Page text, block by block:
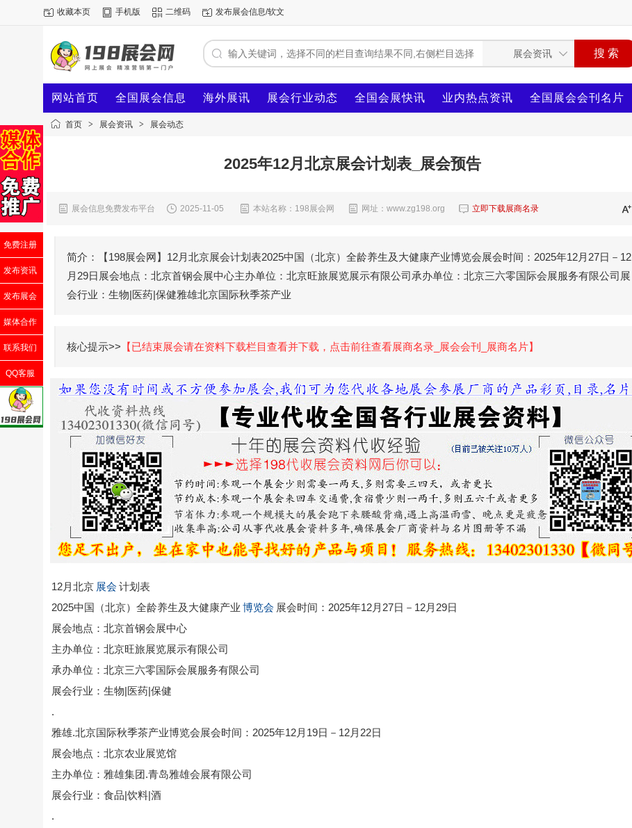
收藏本页 手机版 二维码 发布展会信息/软文
网站首页 全国展会信息 海外展讯 展会行业动态 全国会展快讯 业内热点资讯 全国展会会刊名片
首页 > 展会资讯 > 展会动态
2025年12月北京展会计划表_展会预告
展会信息免费发布平台 2025-11-05 本站名称：198展会网 网址：www.zg198.org 立即下载展商名录
简介：【198展会网】12月北京展会计划表2025中国（北京）全龄养生及大健康产业博览会展会时间：2025年12月27日－12
月29日展会地点：北京首钢会展中心主办单位：北京旺旅展览展示有限公司承办单位：北京三六零国际会展服务有限公司展
会行业：生物|医药|保健雅雄北京国际秋季茶产业
核心提示>> 【已结束展会请在资料下载栏目查看并下载，点击前往查看展商名录_展会会刊_展商名片】
12月北京 展会 计划表
2025中国（北京）全龄养生及大健康产业 博览会 展会时间：2025年12月27日－12月29日
展会地点：北京首钢会展中心
主办单位：北京旺旅展览展示有限公司
承办单位：北京三六零国际会展服务有限公司
展会行业：生物|医药|保健
.
雅雄.北京国际秋季茶产业博览会展会时间：2025年12月19日－12月22日
展会地点：北京农业展览馆
主办单位：雅雄集团.青岛雅雄会展有限公司
展会行业：食品|饮料|酒
.
免费注册
发布资讯
发布展会
媒体合作
联系我们
QQ客服